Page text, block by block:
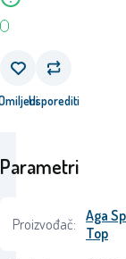
Usporediti
Parametri
Proizvođač: Aga
Top